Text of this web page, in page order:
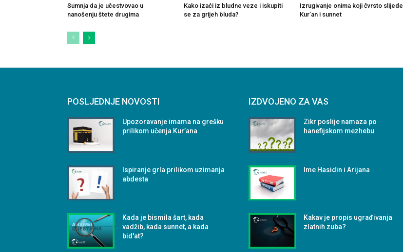
Sumnja da je učestvovao u
nanošenju štete drugima
Kako izaći iz bludne veze i iskupiti
se za grijeh bluda?
Izrugivanje onima koji čvrsto slijede
Kur’an i sunnet
POSLJEDNJE NOVOSTI
Upozoravanje imama na grešku
prilikom učenja Kur’ana
Ispiranje grla prilikom uzimanja
abdesta
Kada je bismila šart, kada
vadžib, kada sunnet, a kada
bid'at?
IZDVOJENO ZA VAS
Zikr poslije namaza po
hanefijskom mezhebu
Ime Hasidin i Arijana
Kakav je propis ugrađivanja
zlatnih zuba?